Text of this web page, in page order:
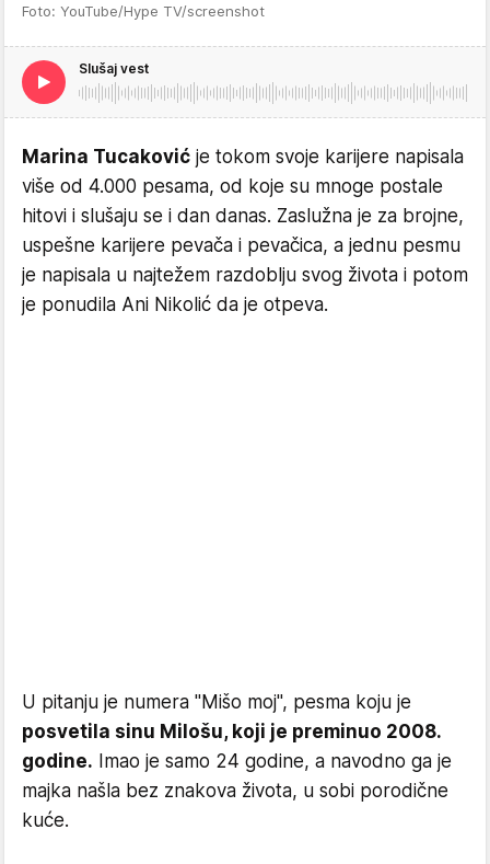
Foto: YouTube/Hype TV/screenshot
Slušaj vest
Marina Tucaković je tokom svoje karijere napisala
više od 4.000 pesama, od koje su mnoge postale
hitovi i slušaju se i dan danas. Zaslužna je za brojne,
uspešne karijere pevača i pevačica, a jednu pesmu
je napisala u najtežem razdoblju svog života i potom
je ponudila Ani Nikolić da je otpeva.
U pitanju je numera "Mišo moj", pesma koju je
posvetila sinu Milošu, koji je preminuo 2008.
godine. Imao je samo 24 godine, a navodno ga je
majka našla bez znakova života, u sobi porodične
kuće.